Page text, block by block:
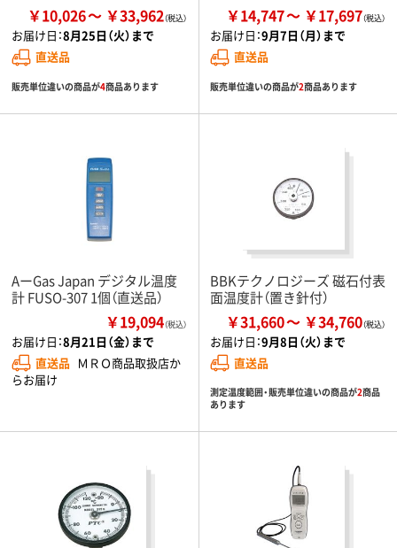
￥10,026 ￥33,962
お届け日：8月25日（火）まで
直送品
販売単位違いの商品が4商品あります
￥14,747 ￥17,697
お届け日：9月7日（月）まで
直送品
販売単位違いの商品が2商品あります
AーGas Japan デジタル温度
計 FUSO-307 1個（直送品）
￥19,094（税込）
お届け日：8月21日（金）まで
直送品 ＭＲＯ商品取扱店か
らお届け
BBKテクノロジーズ 磁石付表
面温度計（置き針付）
￥31,660 ￥34,760
お届け日：9月8日（火）まで
直送品
測定温度範囲・販売単位違いの商品が2商品
あります